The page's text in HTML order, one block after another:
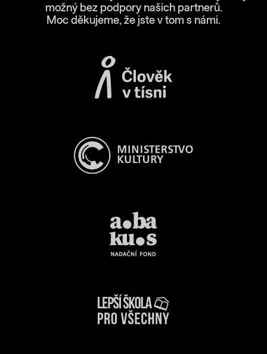
možný bez podpory našich partnerů.
Moc děkujeme, že jste v tom s námi.